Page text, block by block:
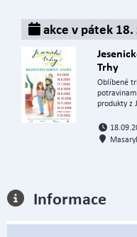
akce v pátek
Trhy
Oblíbené
produkty z
Informace